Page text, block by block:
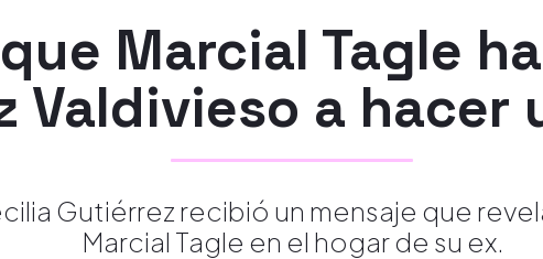
Marcial Tagle
Valdivieso a hacer
Gutiérrez recibió un mensaje que
Marcial Tagle en el hogar de su ex.